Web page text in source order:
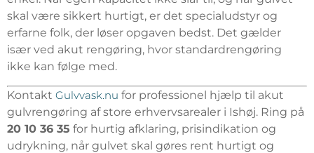
skal være sikkert hurtigt, er det specialudstyr og
erfarne folk, der løser opgaven bedst. Det gælder
især ved akut rengøring, hvor standardrengøring
ikke kan følge med.
Kontakt Gulvvask.nu for professionel hjælp til akut
gulvrengøring af store erhvervsarealer i Ishøj. Ring på
20 10 36 35 for hurtig afklaring, prisindikation og
udrykning, når gulvet skal gøres rent hurtigt og